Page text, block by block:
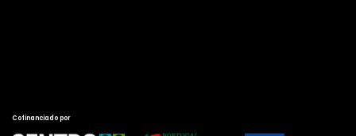
Cofinanciado por